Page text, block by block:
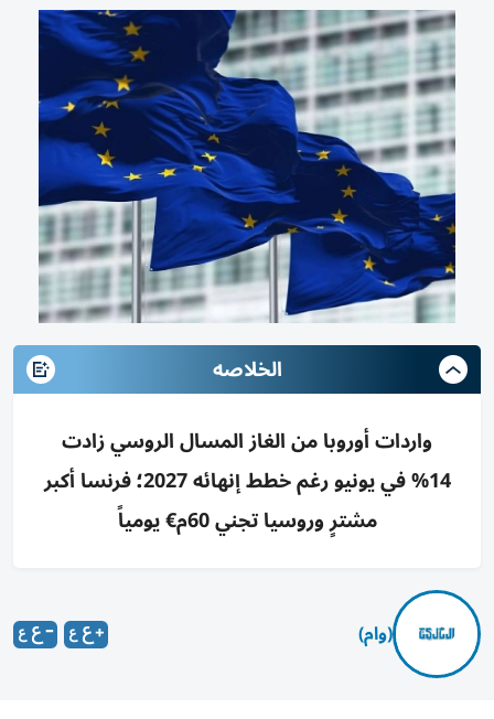
الخلاصه
واردات أوروبا من الغاز المسال الروسي زادت
14% في يونيو رغم خطط إنهائه 2027؛ فرنسا أكبر
مشترٍ وروسيا تجني 60م€ يومياً
(وام)